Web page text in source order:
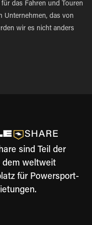
das Fahren und Touren
Unternehmen, das von
wir es nicht anders
sind Teil der
dem weltweit
für Powersport-